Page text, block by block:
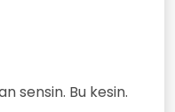
sensin. Bu kesin.